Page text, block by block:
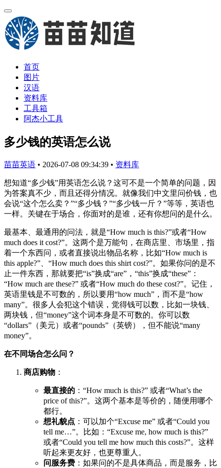
首页
图片
汉语
资料库
工具箱
阿杰小工具
多少钱的英语怎么说
苗苗英语 • 2026-07-08 09:34:39 • 资料库
想知道“多少钱”用英语怎么说？这可不是一个简单的问题，因
为答案真不少，而且还得分情况。就像我们中文里问价钱，也
会说“这个怎么卖？”“多少钱？”“多少钱一斤？”等等，英语也
一样。关键在于场合，你面对的是谁，还有你想问的是什么。
最基本、最通用的问法，就是“How much is this?”或者“How
much does it cost?”。这两个是万能句，在商店里、市场里，指
着一个东西问，或者直接说出物品名称，比如“How much is
this apple?”、“How much does this shirt cost?”。如果你问的是不
止一件东西，那就要把“is”换成“are”，“this”换成“these”：
“How much are these?” 或者“How much do these cost?”。记住，
英语里钱是不可数的，所以要用“how much”，而不是“how
many”。很多人会犯这个错误，觉得钱可以数，比如一块钱、
两块钱，但“money”这个词本身是不可数的。你可以数
“dollars”（美元）或者“pounds”（英镑），但不能说“many
money”。
在不同场合怎么问？
商店购物 ：
最直接的 ：“How much is this?” 或者“What’s the
price of this?”。这两个基本是等价的，随便用哪个
都行。
想礼貌点 ：可以加个“Excuse me” 或者“Could you
tell me…”。比如：“Excuse me, how much is this?”
或者“Could you tell me how much this costs?”。这样
听起来更友好，也更尊重人。
问服务费 ：如果问的不是具体商品，而是服务，比